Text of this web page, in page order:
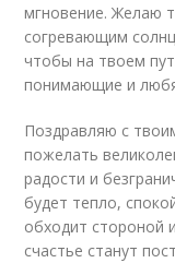
мгновение. Желаю
согревающим
чтобы на твоем
понимающие и
Поздравляю с
пожелать
радости и
будет тепло,
обходит стороной
счастье станут